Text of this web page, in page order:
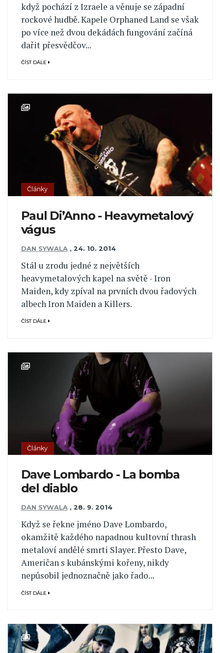
když pochází z Izraele a věnuje se západní
rockové hudbě. Kapele Orphaned Land se však
po více než dvou dekádách fungování začíná
dařit přesvědčov...
ČÍST DÁLE
Články
Paul Di’Anno - Heavymetalový
vágus
DAN SYWALA , 24. 10. 2014
Stál u zrodu jedné z největších
heavymetalových kapel na světě - Iron
Maiden, kdy zpíval na prvních dvou řadových
albech Iron Maiden a Killers.
ČÍST DÁLE
Články
Dave Lombardo - La bomba
del diablo
DAN SYWALA , 28. 9. 2014
Když se řekne jméno Dave Lombardo,
okamžitě každého napadnou kultovní thrash
metaloví andělé smrti Slayer. Přesto Dave,
Američan s kubánskými kořeny, nikdy
nepůsobil jednoznačně jako řado...
ČÍST DÁLE